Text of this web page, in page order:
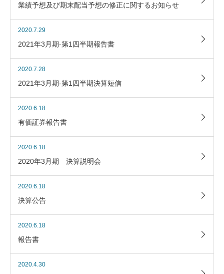
業績予想及び期末配当予想の修正に関するお知らせ
2020.7.29
2021年3月期-第1四半期報告書
2020.7.28
2021年3月期-第1四半期決算短信
2020.6.18
有価証券報告書
2020.6.18
2020年3月期 決算説明会
2020.6.18
決算公告
2020.6.18
報告書
2020.4.30